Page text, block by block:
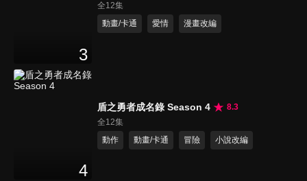
3
全12集
動畫/卡通
愛情 漫畫改編
4
盾之勇者成名錄 Season 4
8.3
全12集
動作
動畫/卡通 冒險 小說改編